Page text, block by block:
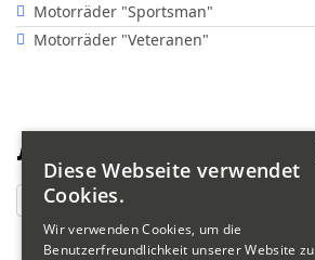
Motorräder "Sportsman"
Motorräder "Veteranen"
Suche
Diese Webseite verwendet
Cookies.
Wir verwenden Cookies, um die
Benutzerfreundlichkeit unserer Website zu